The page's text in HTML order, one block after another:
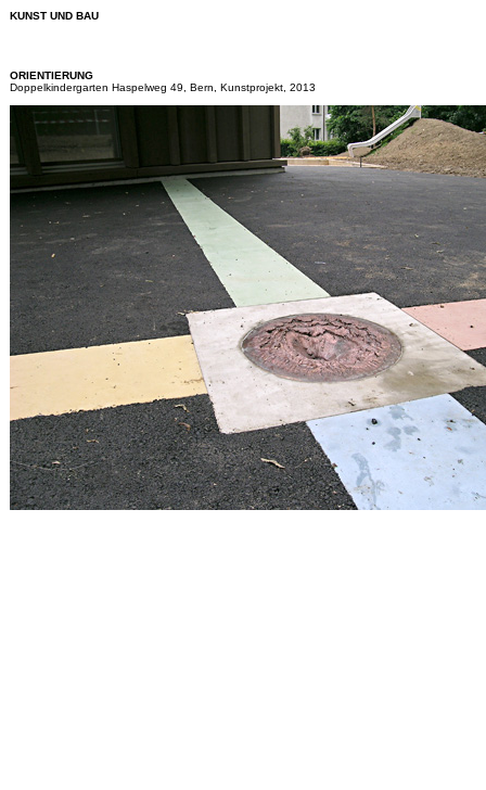
KUNST UND BAU
ORIENTIERUNG
Doppelkindergarten Haspelweg 49, Bern, Kunstprojekt, 2013